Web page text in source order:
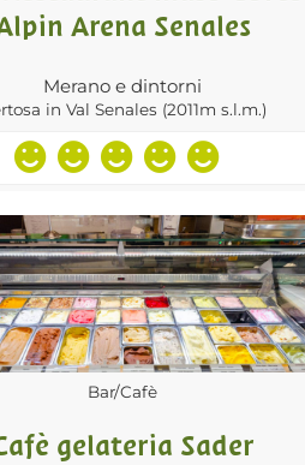
Arena Senales
Merano e dintorni
in Val Senales (2011m s.l.m.)
Bar/Cafè
gelateria Sader